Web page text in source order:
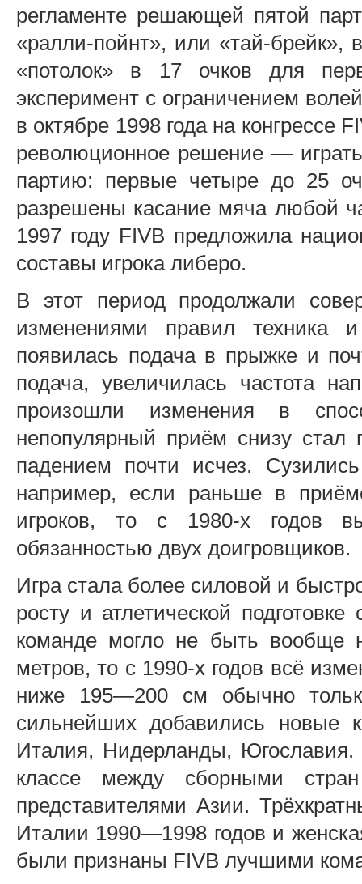
регламенте решающей пятой
«ралли-пойнт», или «тай-брейк»,
«потолок» в 17 очков для
эксперимент с ограничением
в октябре 1998 года на конгрессе
революционное решение —
партию: первые четыре до 25
разрешены касание мяча любой
1997 году FIVB предложила
составы игрока либеро.
В этот период продолжали
изменениями правил техника
появилась подача в прыжке и
подача, увеличилась частота
произошли изменения в
непопулярный приём снизу
падением почти исчез.
например, если раньше в
игроков, то с 1980-х годов
обязанностью двух доигровщиков.
Игра стала более силовой и
росту и атлетической
команде могло не быть вообще
метров, то с 1990-х годов всё
ниже 195—200 см обычно
сильнейших добавились
Италия, Нидерланды,
классе между сборными
представителями Азии.
Италии 1990—1998 годов и
были признаны FIVB лучшими